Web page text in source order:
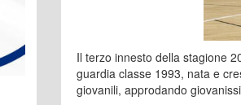
Il terzo innesto della stagione
guardia classe 1993, nata e
giovanili, approdando